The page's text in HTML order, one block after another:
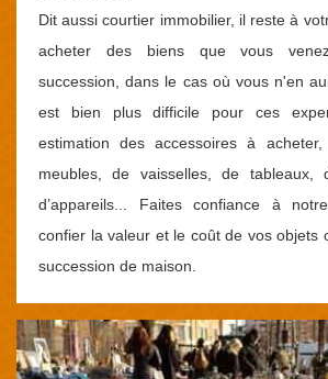
Dit aussi courtier immobilier, il reste à
acheter des biens que vous
succession, dans le cas où vous n'en
est bien plus difficile pour ces
estimation des accessoires à
meubles, de vaisselles, de tableaux,
d’appareils... Faites confiance à
confier la valeur et le coût de vos objets
succession de maison.